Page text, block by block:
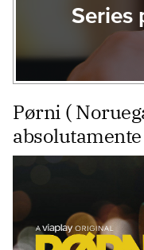
Series
Pørni (